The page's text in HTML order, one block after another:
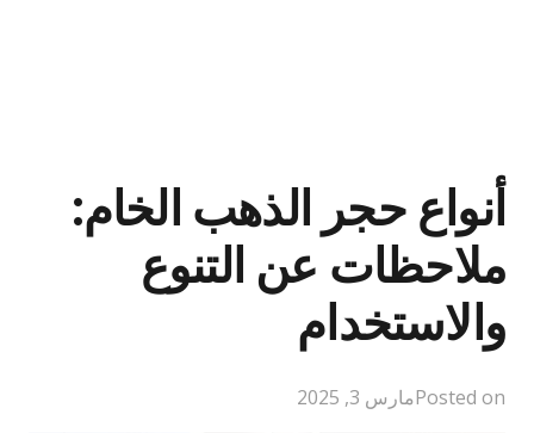
أنواع حجر الذهب الخام:
ملاحظات عن التنوع
والاستخدام
Posted onمارس 3, 2025